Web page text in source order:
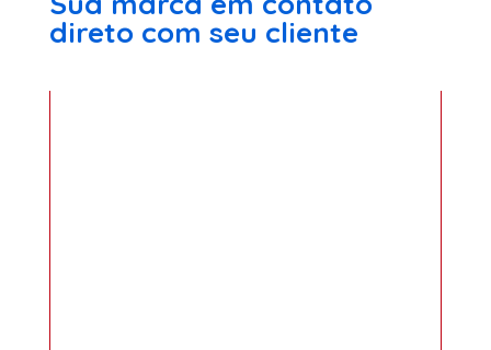
direto com seu cliente